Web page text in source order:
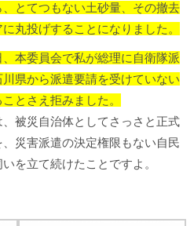
とてつもない土砂量、その撤去
丸投げすることになりました。
本委員会で私が総理に自衛隊派
県から派遣要請を受けていない
とさえ拒みました。
被災自治体としてさっさと正式
災害派遣の決定権限もない自民
を立て続けたことですよ。